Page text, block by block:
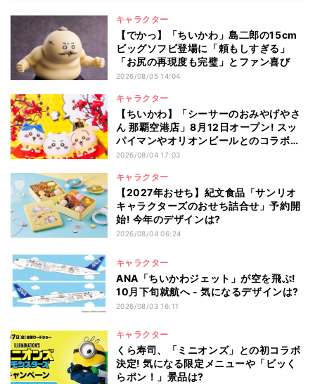
キャラクター
【でかっ】「ちいかわ」島二郎の15cm
ビッグソフビ登場に「頼もしすぎる」
「お尻の再現度も完璧」とファン喜び
2026/08/05 14:04
キャラクター
【ちいかわ】「シーサーのおみやげやさ
ん 那覇空港店」8月12日オープン! スッ
パイマンやオリオンビールとのコラボ商
品一覧
2026/08/04 17:03
キャラクター
【2027年おせち】紀文食品「サンリオ
キャラクターズのおせち詰合せ」予約開
始! 今年のデザインは?
2026/08/04 06:24
キャラクター
ANA「ちいかわジェット」が空を飛ぶ!
10月下旬就航へ - 気になるデザインは?
2026/08/03 16:11
キャラクター
くら寿司、「ミニオンズ」との初コラボ
決定! 気になる限定メニューや「ビッく
らポン！」景品は?